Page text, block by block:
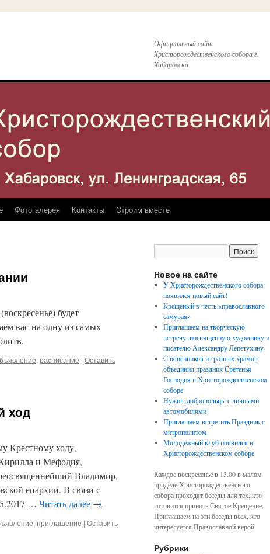
Официальный сайт
Христорождественского собора г.
Хабаровска
Фотогалерея Контакты Cтроим вместе
будет
вас на одну из самых
, расписание | Оставить
ход
Крестному ходу,
и Мефодия,
Владимир,
епархии. В связи с
… Читать далее →
, приглашение | Оставить
Новое на сайте
У Христорождественского собора
появился новый сайт!
Крещеный в честь «православного
самурая»
Приглашаем на творческую
встречу, посвященную художнику и
писателю Александру Лепетухину
Священников из разных храмов
объединил праздник Сретенья
Господня в Христорождественском
соборе
Нужны добровольцы с личными
автомобилями
Приглашаем встретить Праздник с
митрополитом
Молодежный клуб появился в
Христорождественском соборе
Каждое воскресенье в 13.00 в малом
приделе Христорождественского
собора проходят беседы для тех, кто
готовится принять Святое Крещение.
Приглашаем на эти беседы всех, кто
интересуется Православной верой.
Рубрики